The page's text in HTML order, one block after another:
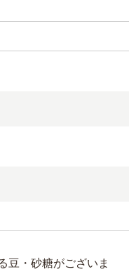
豆・砂糖がございま